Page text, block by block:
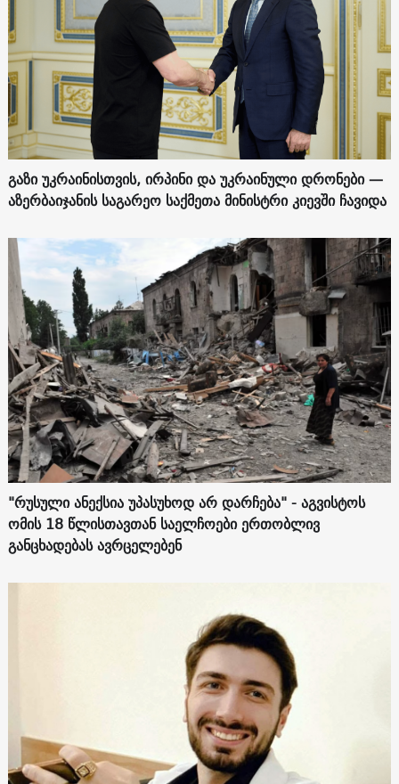
გაზი უკრაინისთვის, ირპინი და უკრაინული დრონები —
აზერბაიჯანის საგარეო საქმეთა მინისტრი კიევში ჩავიდა
"რუსული ანექსია უპასუხოდ არ დარჩება" - აგვისტოს
ომის 18 წლისთავთან საელჩოები ერთობლივ
განცხადებას ავრცელებენ